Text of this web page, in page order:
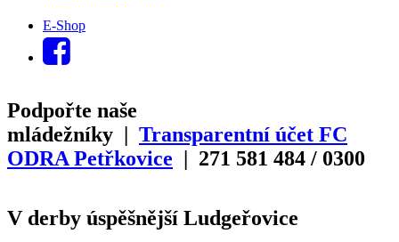
E-Shop
Podpořte naše
mládežníky | Transparentní účet FC
ODRA Petřkovice | 271 581 484 / 0300
V derby úspěšnější Ludgeřovice